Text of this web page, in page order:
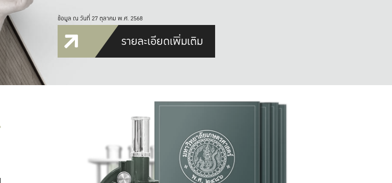
ข้อมูล ณ วันที่ 27 ตุลาคม พ.ศ. 2568
รายละเอียดเพิ่มเติม